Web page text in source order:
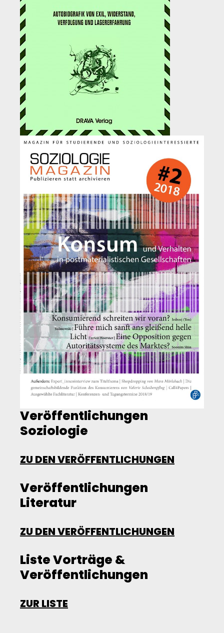
Veröffentlichungen
Soziologie
ZU DEN VERÖFFENTLICHUNGEN
Veröffentlichungen
Literatur
ZU DEN VERÖFFENTLICHUNGEN
Liste Vorträge &
Veröffentlichungen
ZUR LISTE